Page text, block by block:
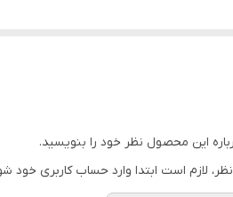
فلت
این محصول نظر خود را بنویسید.
لازم است ابتدا وارد حساب کاربری خود